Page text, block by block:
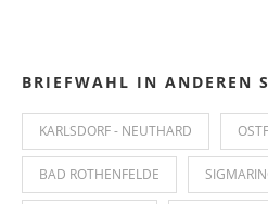
BRIEFWAHL IN ANDEREN
KARLSDORF - NEUTHARD
BAD ROTHENFELDE